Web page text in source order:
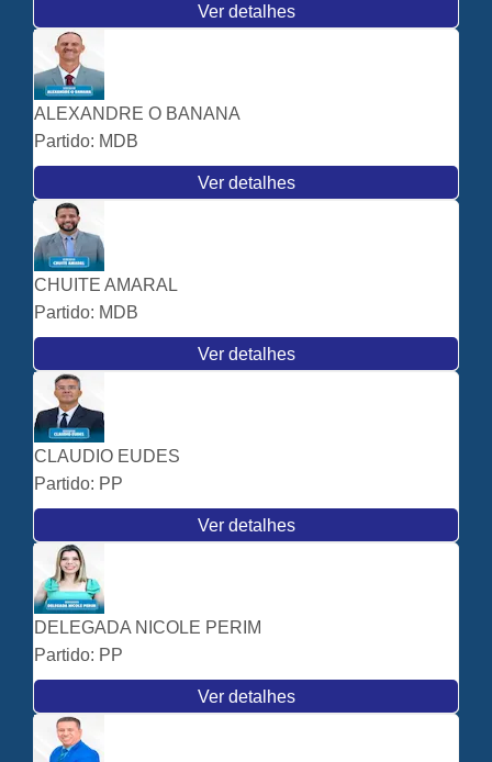
Ver detalhes
ALEXANDRE O BANANA
Partido: MDB
Ver detalhes
CHUITE AMARAL
Partido: MDB
Ver detalhes
CLAUDIO EUDES
Partido: PP
Ver detalhes
DELEGADA NICOLE PERIM
Partido: PP
Ver detalhes